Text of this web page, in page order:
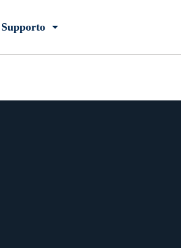
Supporto